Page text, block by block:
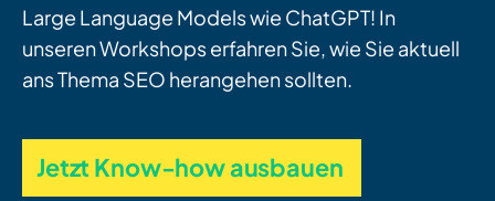
Large Language Models wie ChatGPT! In
unseren Workshops erfahren Sie, wie Sie aktuell
ans Thema SEO herangehen sollten.
Jetzt Know-how ausbauen